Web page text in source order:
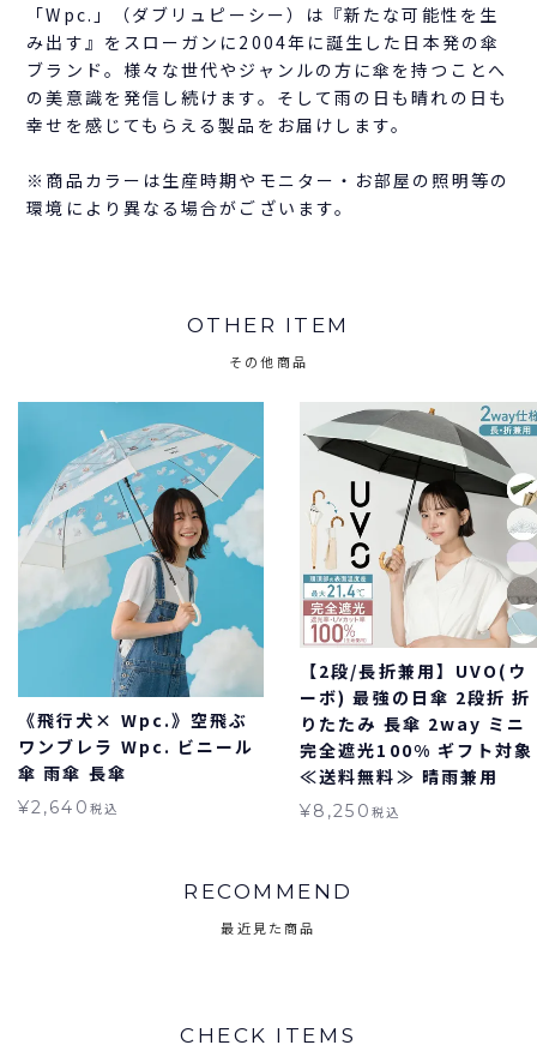
「Wpc.」（ダブリュピーシー）は『新たな可能性を生
み出す』をスローガンに2004年に誕生した日本発の傘
ブランド。様々な世代やジャンルの方に傘を持つことへ
の美意識を発信し続けます。そして雨の日も晴れの日も
幸せを感じてもらえる製品をお届けします。
※商品カラーは生産時期やモニター・お部屋の照明等の
環境により異なる場合がございます。
OTHER ITEM
その他商品
《飛行犬× Wpc.》空飛ぶ
ワンブレラ Wpc. ビニール
傘 雨傘 長傘
¥2,640 税込
【2段/長折兼用】UVO(ウ
ーボ) 最強の日傘 2段折 折
りたたみ 長傘 2way ミニ
完全遮光100% ギフト対象
≪送料無料≫ 晴雨兼用
¥8,250 税込
RECOMMEND
最近見た商品
CHECK ITEMS